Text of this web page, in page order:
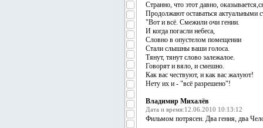
Странно, что этот давно,
Продолжают оставаться актуальными
"Вот и всё. Смежили очи гении.
И когда погасли небеса,
Словно в опустелом помещении
Стали слышны ваши голоса.
Тянут, тянут слово залежалое.
Говорят и вяло, и смешно.
Как вас чествуют, и как вас жалуют!
Нету их и - "всё разрешено"!
Владимир Михалёв
Дата и время:12.06.2010 10:13:12
Фильмом потрясен. Два гения, два